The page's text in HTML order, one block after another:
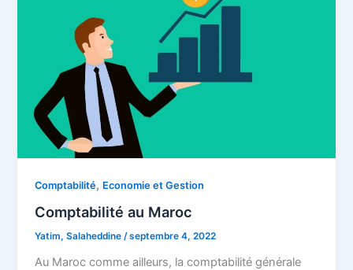
Comptabilité, Economie et Gestion
Comptabilité au Maroc
Yatim, Salaheddine/septembre 4, 2022
Au Maroc comme ailleurs, la comptabilité générale